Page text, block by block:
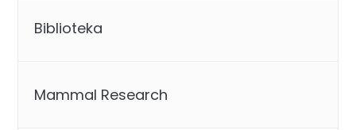
Biblioteka
Mammal Research